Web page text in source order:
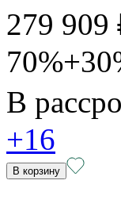
279 909
В
+16
В корзину